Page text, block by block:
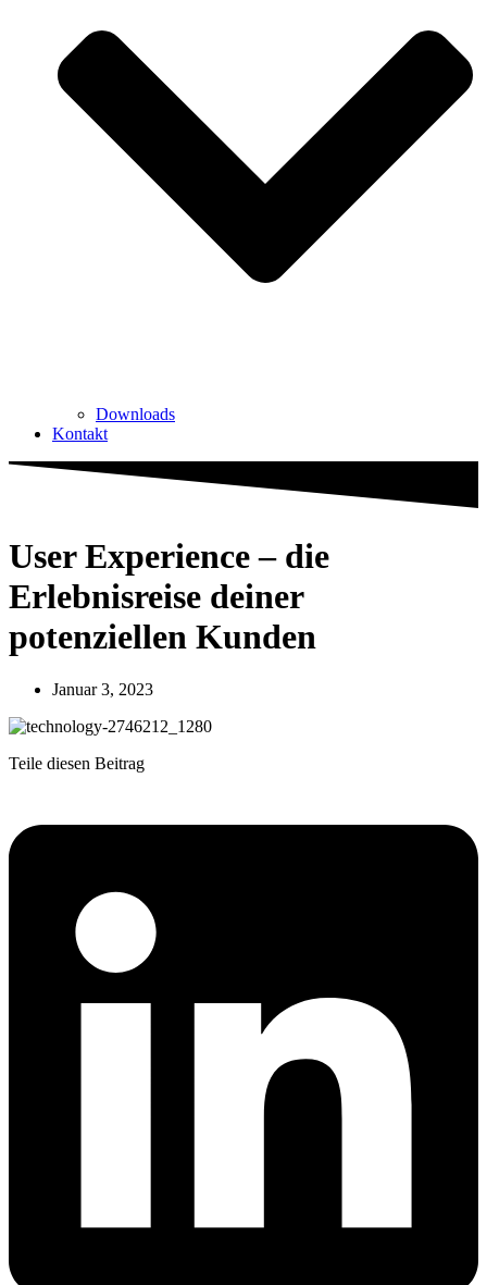
Downloads
Kontakt
User Experience – die
Erlebnisreise deiner
potenziellen Kunden
Januar 3, 2023
Teile diesen Beitrag